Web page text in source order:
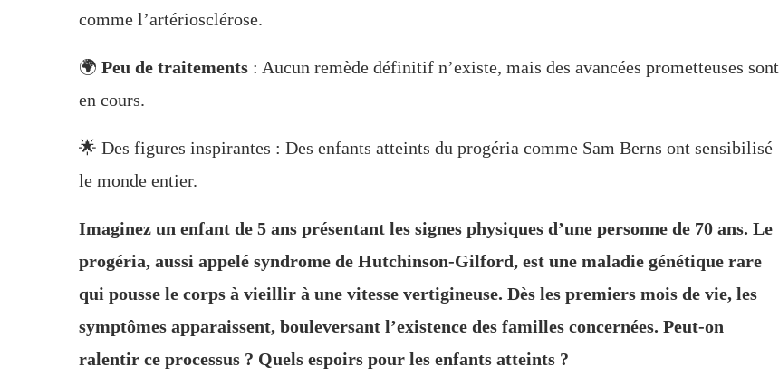
comme l’artériosclérose.
🌍 Peu de traitements : Aucun remède définitif n’existe, mais des avancées prometteuses sont
en cours.
🌟 Des figures inspirantes : Des enfants atteints du progéria comme Sam Berns ont sensibilisé
le monde entier.
Imaginez un enfant de 5 ans présentant les signes physiques d’une personne de 70 ans. Le
progéria, aussi appelé syndrome de Hutchinson-Gilford, est une maladie génétique rare
qui pousse le corps à vieillir à une vitesse vertigineuse. Dès les premiers mois de vie, les
symptômes apparaissent, bouleversant l’existence des familles concernées. Peut-on
ralentir ce processus ? Quels espoirs pour les enfants atteints ?